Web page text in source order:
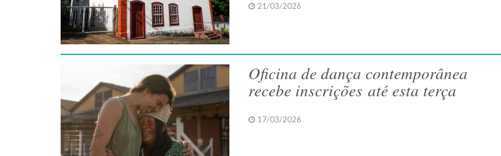
21/03/2026
Oficina de dança contemporânea
recebe inscrições até esta terça
17/03/2026